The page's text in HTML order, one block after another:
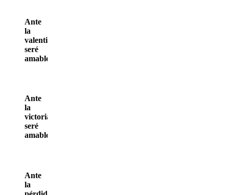
Ante
la
valentia,
seré
amable.
Ante
la
victoria,
seré
amable.
Ante
la